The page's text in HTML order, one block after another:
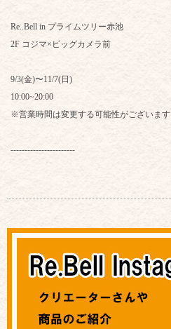
Re..Bell in プライムツリー赤池
2F コジマ×ビッグカメラ前
9/3(金)〜11/7(日)
10:00~20:00
※営業時間は変更する可能性がございます
-----------------------